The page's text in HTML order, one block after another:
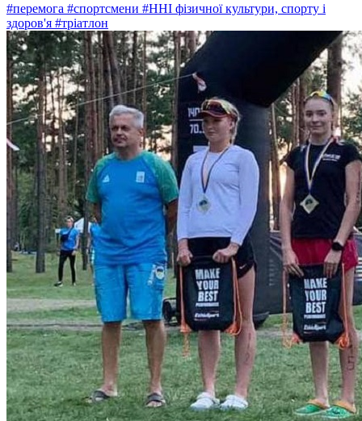
#перемога #спортсмени #ННІ фізичної культури, спорту і
здоров'я #тріатлон